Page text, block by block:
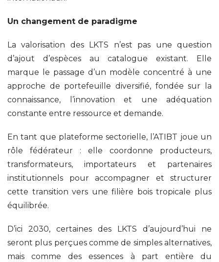
Un changement de paradigme
La valorisation des LKTS n’est pas une question
d’ajout d’espèces au catalogue existant. Elle
marque le passage d’un modèle concentré à une
approche de portefeuille diversifié, fondée sur la
connaissance, l’innovation et une adéquation
constante entre ressource et demande.
En tant que plateforme sectorielle, l’ATIBT joue un
rôle fédérateur : elle coordonne producteurs,
transformateurs, importateurs et partenaires
institutionnels pour accompagner et structurer
cette transition vers une filière bois tropicale plus
équilibrée.
D’ici 2030, certaines des LKTS d’aujourd’hui ne
seront plus perçues comme de simples alternatives,
mais comme des essences à part entière du